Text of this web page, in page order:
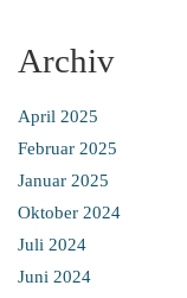
Archiv
April 2025
Februar 2025
Januar 2025
Oktober 2024
Juli 2024
Juni 2024